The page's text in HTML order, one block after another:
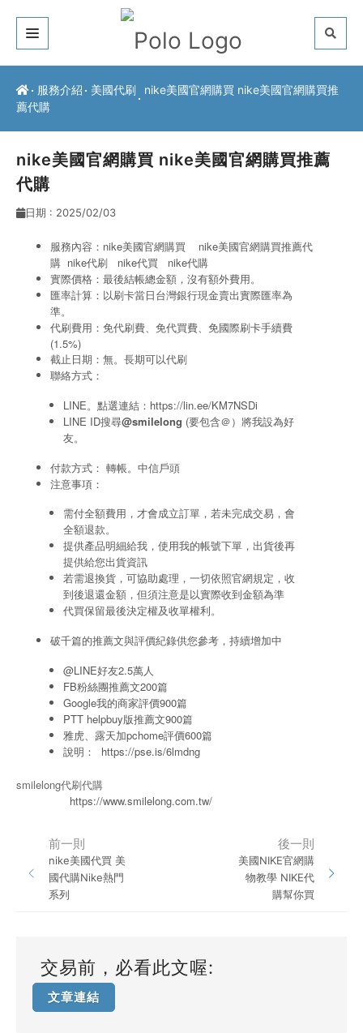
關於我們
服務介紹
常見問題
聯絡方式
服務介紹 美國代刷
nike美國官網購買 nike美國官網購買推
薦代購
nike美國官網購買 nike美國官網購買推薦
代購
日期 : 2025/02/03
服務內容：nike美國官網購買 nike美國官網購買推薦代
購 nike代刷
nike代買
nike代購
實際價格：最後結帳總金額，沒有額外費用。
匯率計算：以刷卡當日台灣銀行現金賣出實際匯率為
準。
代刷費用：免代刷費、免代買費、免國際刷卡手續費
(1.5%)
截止日期：無。長期可以代刷
聯絡方式：
LINE。點選連結： https://lin.ee/KM7NSDi
LINE ID搜尋@smilelong (要包含＠）將我設為好
友。
付款方式： 轉帳。中信戶頭
注意事項：
需付全額費用，才會成立訂單，若未完成交易，會
全額退款。
提供產品明細給我，使用我的帳號下單，出貨後再
提供給您出貨資訊
若需退換貨，可協助處理，一切依照官網規定，收
到後退還金額，但須注意是以實際收到金額為準
代買保留最後決定權及收單權利。
破千篇的推薦文與評價紀錄供您參考，持續增加中
@LINE好友2.5萬人
FB粉絲團推薦文200篇
Google我的商家評價900篇
PTT helpbuy版推薦文900篇
雅虎、露天加pchome評價600篇
說明： https://pse.is/6lmdng
smilelong代刷代購
https://www.smilelong.com.tw/
前一則
nike美國代買 美
國代購Nike熱門
系列
後一則
美國NIKE官網購
物教學 NIKE代
購幫你買
交易前，必看此文喔:
文章連結